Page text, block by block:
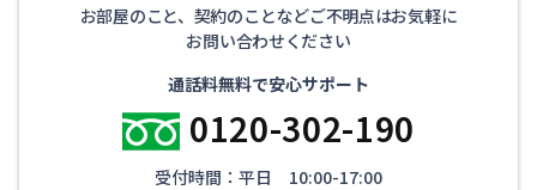
お部屋のこと、契約のことなどご不明点はお気軽に
お問い合わせください
通話料無料で安心サポート
0120-302-190
受付時間：平日 10:00-17:00